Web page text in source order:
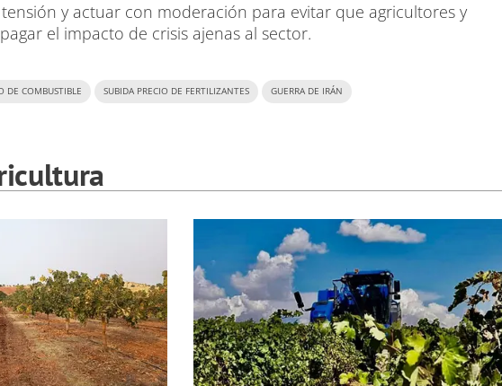
tensión y actuar con moderación para evitar que agricultores y
el impacto de crisis ajenas al sector.
DE COMBUSTIBLE SUBIDA PRECIO DE FERTILIZANTES GUERRA DE IRÁN